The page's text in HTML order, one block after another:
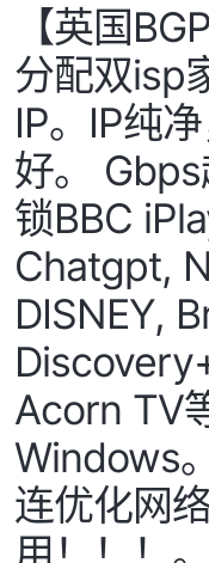
【英国
分配双isp
IP。IP纯
好。
锁BBC
Chatgpt,
DISNEY,
Acorn TV
Windows
连优化网
用！！！